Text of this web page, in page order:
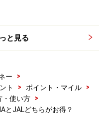
のメリットも多いので
という方には、貯めら
いったところでしょう
と見る
ー
>
ト
> ポイント・マイル
>
・使い方
>
とJALどちらがお得？